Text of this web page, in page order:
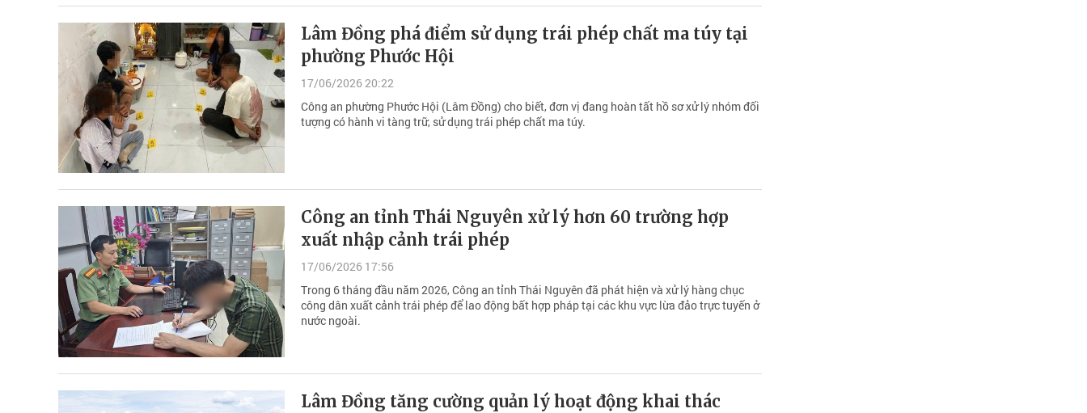
Lâm Đồng phá điểm sử dụng trái phép chất ma túy tại
phường Phước Hội
17/06/2026 20:22
Công an phường Phước Hội (Lâm Đồng) cho biết, đơn vị đang hoàn tất hồ sơ xử lý nhóm đối
tượng có hành vi tàng trữ, sử dụng trái phép chất ma túy.
Công an tỉnh Thái Nguyên xử lý hơn 60 trường hợp
xuất nhập cảnh trái phép
17/06/2026 17:56
Trong 6 tháng đầu năm 2026, Công an tỉnh Thái Nguyên đã phát hiện và xử lý hàng chục
công dân xuất cảnh trái phép để lao động bất hợp pháp tại các khu vực lừa đảo trực tuyến ở
nước ngoài.
Lâm Đồng tăng cường quản lý hoạt động khai thác